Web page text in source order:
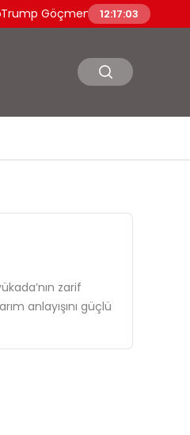
Kamyon Şoförleri Yerine
12:17:04
zarif
anlayışını güçlü